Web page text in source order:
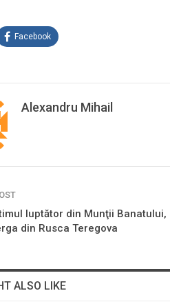
Facebook
Alexandru Mihail
luptător din Munţii Banatului,
din Rusca Teregova
ALSO LIKE